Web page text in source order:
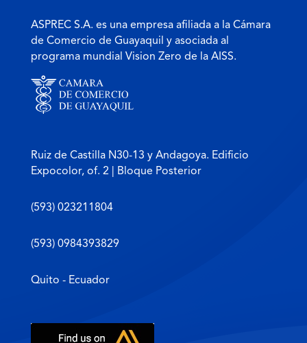
ASPREC S.A. es una empresa afiliada a la Cámara
de Comercio de Guayaquil y asociada al
programa mundial Vision Zero de la AISS.
Ruiz de Castilla N30-13 y Andagoya. Edificio
Expocolor, of. 2 | Bloque Posterior
(593) 023211804
(593) 0984393829
Quito - Ecuador